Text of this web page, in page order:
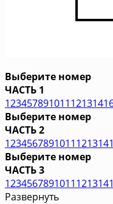
Выберите номер
ЧАСТЬ 1
123457891011121314
Выберите номер
ЧАСТЬ 2
1234567891011121314
Выберите номер
ЧАСТЬ 3
1234567891011121314
Развернуть